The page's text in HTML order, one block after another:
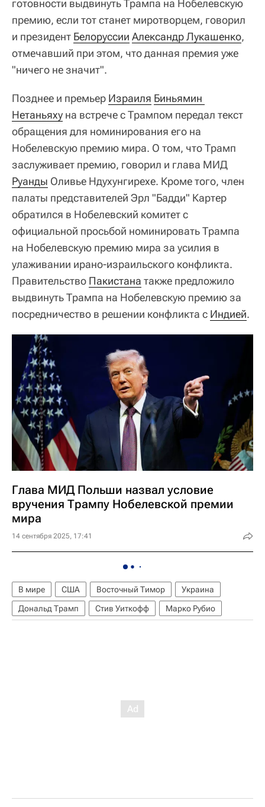
готовности выдвинуть Трампа на Нобелевскую
премию, если тот станет миротворцем, говорил
и президент Белоруссии Александр Лукашенко,
отмечавший при этом, что данная премия уже
"ничего не значит".
Позднее и премьер Израиля Биньямин
Нетаньяху на встрече с Трампом передал текст
обращения для номинирования его на
Нобелевскую премию мира. О том, что Трамп
заслуживает премию, говорил и глава МИД
Руанды Оливье Ндухунгирехе. Кроме того, член
палаты представителей Эрл "Бадди" Картер
обратился в Нобелевский комитет с
официальной просьбой номинировать Трампа
на Нобелевскую премию мира за усилия в
улаживании ирано-израильского конфликта.
Правительство Пакистана также предложило
выдвинуть Трампа на Нобелевскую премию за
посредничество в решении конфликта с Индией.
Глава МИД Польши назвал условие
вручения Трампу Нобелевской премии
мира
14 сентября 2025, 17:41
В мире США Восточный Тимор
Украина
Дональд Трамп
Стив Уиткофф Марко Рубио